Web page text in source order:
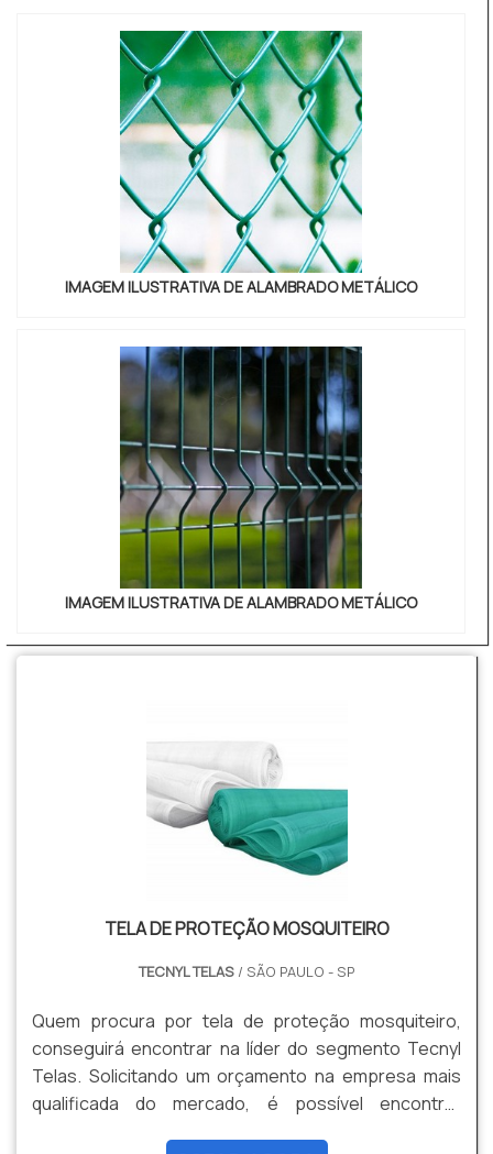
de envolver o local destinado pelo cliente, para
IMAGEM ILUSTRATIVA DE ALAMBRADO METÁLICO
IMAGEM ILUSTRATIVA DE ALAMBRADO METÁLICO
TELA DE PROTEÇÃO MOSQUITEIRO
TECNYL TELAS/ SÃO PAULO - SP
Quem procura por tela de proteção mosquiteiro,
conseguirá encontrar na líder do segmento Tecnyl
Telas. Solicitando um orçamento na empresa mais
qualificada do mercado, é possível encontrar